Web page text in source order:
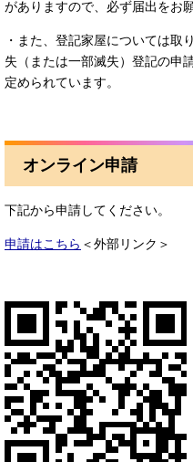
がありますので、必ず届出をお
・また、登記家屋については取
失（または一部滅失）登記の申
定められています。
オンライン申請
下記から申請してください。
申請はこちら ＜外部リンク＞